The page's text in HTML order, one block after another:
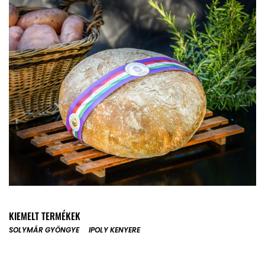
KIEMELT TERMÉKEK
SOLYMÁR GYÖNGYE IPOLY KENYERE